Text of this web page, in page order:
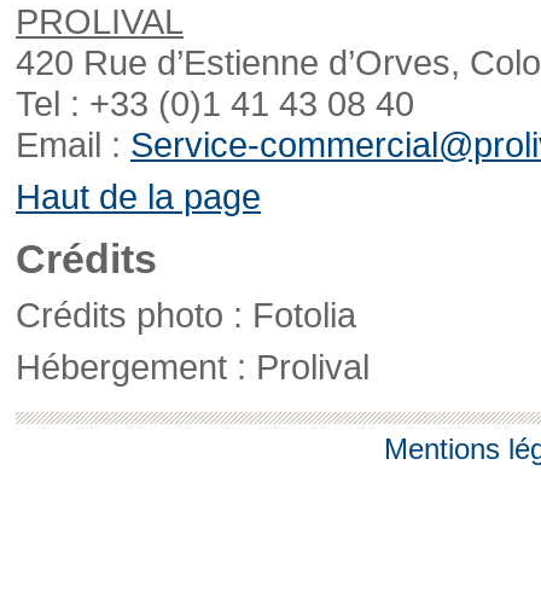
PROLIVAL
420 Rue d’Estienne d’Orves,
Tel : +33 (0)1 41 43 08 40
Email : Service-
Haut de la page
Crédits
Crédits photo : Fotolia
Hébergement : Prolival
Mentions